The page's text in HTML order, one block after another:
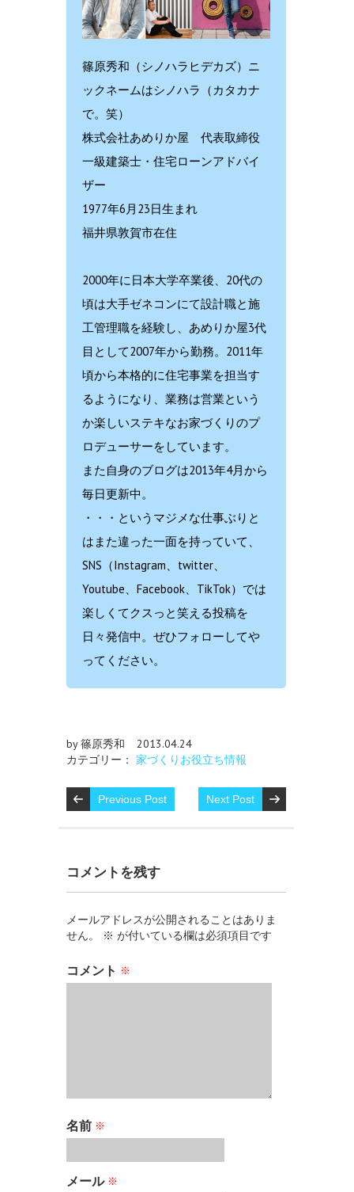
篠原秀和（シノハラヒデカズ）ニ
ックネームはシノハラ（カタカナ
で。笑）
株式会社あめりか屋 代表取締役
一級建築士・住宅ローンアドバイ
ザー
1977年6月23日生まれ
福井県敦賀市在住
2000年に日本大学卒業後、20代の
頃は大手ゼネコンにて設計職と施
工管理職を経験し、あめりか屋3代
目として2007年から勤務。2011年
頃から本格的に住宅事業を担当す
るようになり、業務は営業という
か楽しいステキなお家づくりのプ
ロデューサーをしています。
また自身のブログは2013年4月から
毎日更新中。
・・・というマジメな仕事ぶりと
はまた違った一面を持っていて、
SNS（Instagram、twitter、
Youtube、Facebook、TikTok）では
楽しくてクスっと笑える投稿を
日々発信中。ぜひフォローしてや
ってください。
by 篠原秀和
2013.04.24
カテゴリー： 家づくりお役立ち情報
Previous Post Next Post
コメントを残す
メールアドレスが公開されることはありま
せん。
※ が付いている欄は必須項目です
コメント ※
名前 ※
メール ※